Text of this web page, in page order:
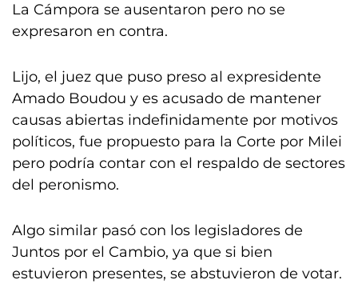
La Cámpora se ausentaron pero no se
expresaron en contra.
Lijo, el juez que puso preso al expresidente
Amado Boudou y es acusado de mantener
causas abiertas indefinidamente por motivos
políticos, fue propuesto para la Corte por Milei
pero podría contar con el respaldo de sectores
del peronismo.
Algo similar pasó con los legisladores de
Juntos por el Cambio, ya que si bien
estuvieron presentes, se abstuvieron de votar.